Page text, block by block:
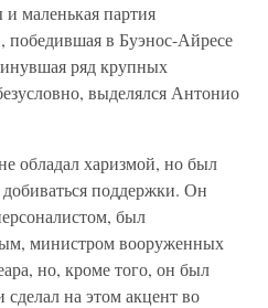
маленькая партия
победившая в Буэнос-Айресе
ряд крупных
выделялся Антонио
обладал харизмой, но был
поддержки. Он
был
министром вооруженных
но, кроме того, он был
на этом акцент во